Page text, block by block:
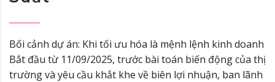
Bối cảnh dự án: Khi tối ưu hóa là mệnh lệnh kinh doanh
Bắt đầu từ 11/09/2025, trước bài toán biến động của thị
trường và yêu cầu khắt khe về biên lợi nhuận, ban lãnh